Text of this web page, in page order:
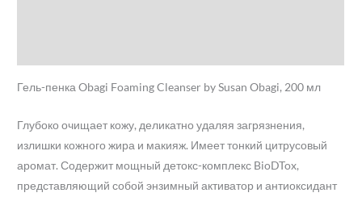
Гель-пенка Obagi Foaming Cleanser by Susan Obagi, 200 мл
Глубоко очищает кожу, деликатно удаляя загрязнения,
излишки кожного жира и макияж. Имеет тонкий цитрусовый
аромат. Содержит мощный детокс-комплекс BioDTox,
представляющий собой энзимный активатор и антиоксидант